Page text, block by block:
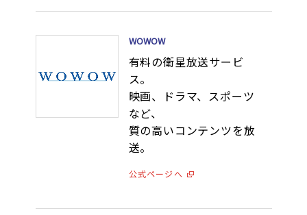
WOWOW
有料の衛星放送サービ
ス。
映画、ドラマ、スポーツ
など、
質の高いコンテンツを放
送。
公式ページへ